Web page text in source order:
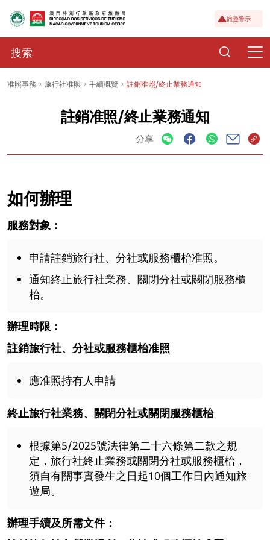
旅遊警示
准照事務 旅行社准照 手續概覽 註銷准照/終止業務通知
註銷准照/終止業務通知
分享
如何辦理
服務對象：
申請註銷旅行社、分社或服務櫃枱准照。
通知終止旅行社業務、關閉分社或關閉服務櫃
枱。
辦理時限：
註銷旅行社、分社或服務櫃枱准照
應准照持有人申請
終止旅行社業務、關閉分社或關閉服務櫃枱
根據第5/2025號法律第二十六條第二款之規
定，旅行社終止業務或關閉分社或服務櫃枱，
須自有關事實發生之日起10個工作日內通知旅
遊局。
辦理手續及所需文件：